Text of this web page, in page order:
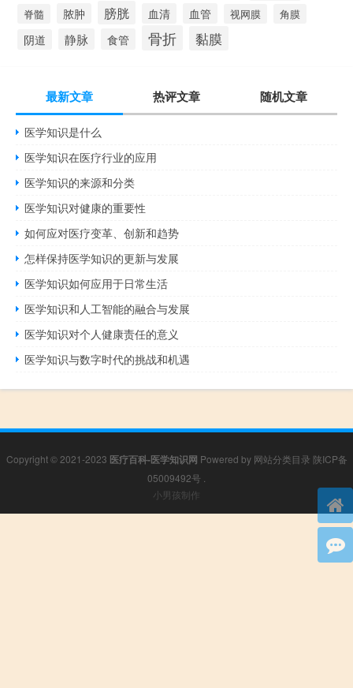
脊髓 脓肿 膀胱 血清 血管 视网膜 角膜
阴道 静脉 食管 骨折 黏膜
最新文章 热评文章 随机文章
医学知识是什么
医学知识在医疗行业的应用
医学知识的来源和分类
医学知识对健康的重要性
如何应对医疗变革、创新和趋势
怎样保持医学知识的更新与发展
医学知识如何应用于日常生活
医学知识和人工智能的融合与发展
医学知识对个人健康责任的意义
医学知识与数字时代的挑战和机遇
Copyright © 2021-2023 医疗百科-医学知识网 Powered by 网站分类目录 陕ICP备
05009492号
小男孩制作